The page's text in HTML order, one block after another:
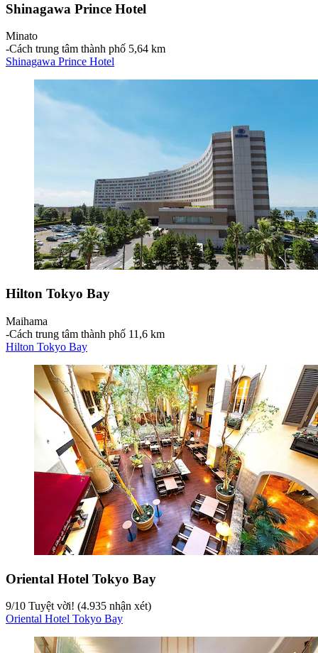
Shinagawa Prince Hotel
Minato
‐Cách trung tâm thành phố 5,64 km
Shinagawa Prince Hotel
Hilton Tokyo Bay
Maihama
‐Cách trung tâm thành phố 11,6 km
Hilton Tokyo Bay
Oriental Hotel Tokyo Bay
9/10 Tuyệt vời! (4.935 nhận xét)
Oriental Hotel Tokyo Bay